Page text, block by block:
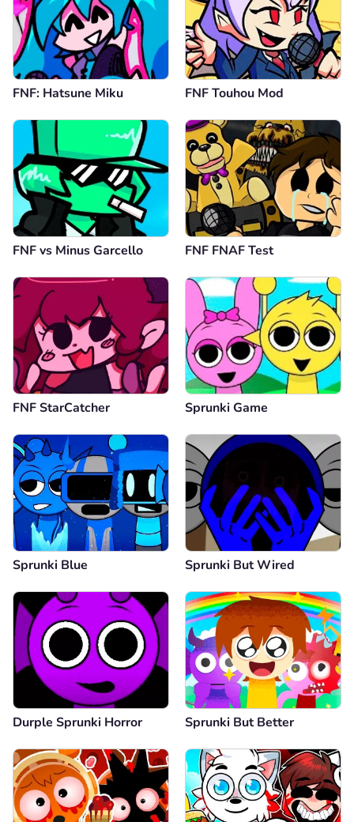
FNF: Hatsune Miku FNF Touhou Mod
FNF vs Minus Garcello FNF FNAF Test
FNF StarCatcher Sprunki Game
Sprunki Blue Sprunki But Wired
Durple Sprunki Horror Sprunki But Better